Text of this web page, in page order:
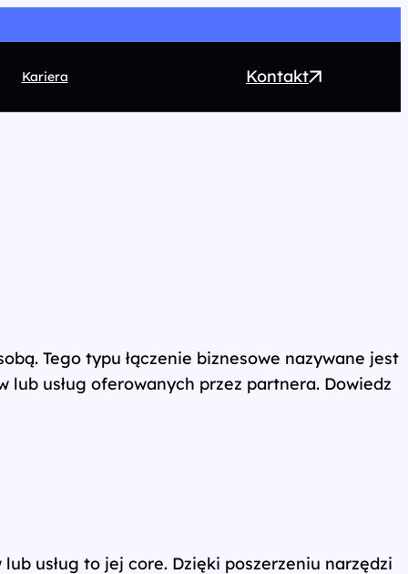
Kariera Kontakt
Tego typu łączenie biznesowe nazywane jest
usług oferowanych przez partnera. Dowiedz
usług to jej core. Dzięki poszerzeniu narzędzi